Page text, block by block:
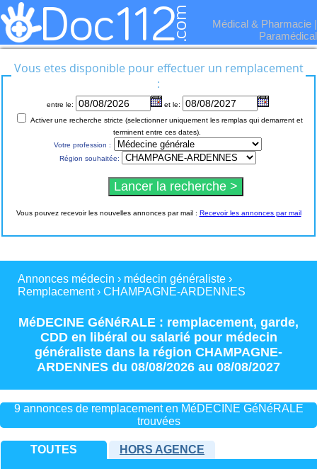
Médical & Pharmacie |
Paramédical
Vous etes disponible pour effectuer un remplacement
:
entre le:
et le:
terminent entre ces dates).
Votre profession :
Région souhaitée:
Vous pouvez recevoir les nouvelles annonces par mail : Recevoir les annonces par mail
Annonces médecin › médecin généraliste ›
Remplacement › CHAMPAGNE-ARDENNES
MéDECINE GéNéRALE : remplacement, garde,
CDDen libéral ou salariépour médecin
généraliste dans la région CHAMPAGNE-
ARDENNES du 08/08/2026 au 08/08/2027
9 annonces de remplacement en MéDECINE GéNéRALE
trouvées
TOUTES HORS AGENCE